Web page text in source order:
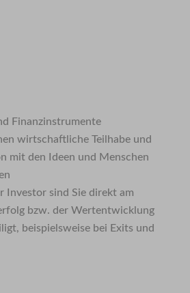
Finanzinstrumente
wirtschaftliche Teilhabe und
mit den Ideen und Menschen
Investor sind Sie direkt am
bzw. der Wertentwicklung
beispielsweise bei Exits und